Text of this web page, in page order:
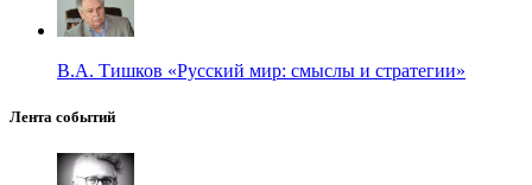
В.А. Тишков «Русский мир: смыслы и стратегии»
Лента событий